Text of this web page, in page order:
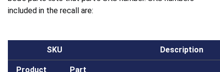
included in the recall are:
SKU Description
Product Part